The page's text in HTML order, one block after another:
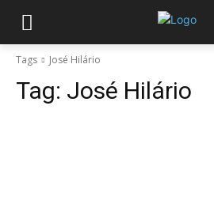
Tags José Hilário
Tag: José Hilário